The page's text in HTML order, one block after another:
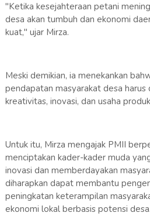
"Ketika kesejahteraan petani
desa akan tumbuh dan ekonomi
kuat," ujar Mirza.
Meski demikian, ia menekankan
pendapatan masyarakat desa
kreativitas, inovasi, dan usaha
Untuk itu, Mirza mengajak PMII
menciptakan kader-kader muda
inovasi dan memberdayakan
diharapkan dapat membantu
peningkatan keterampilan
ekonomi lokal berbasis potensi desa.